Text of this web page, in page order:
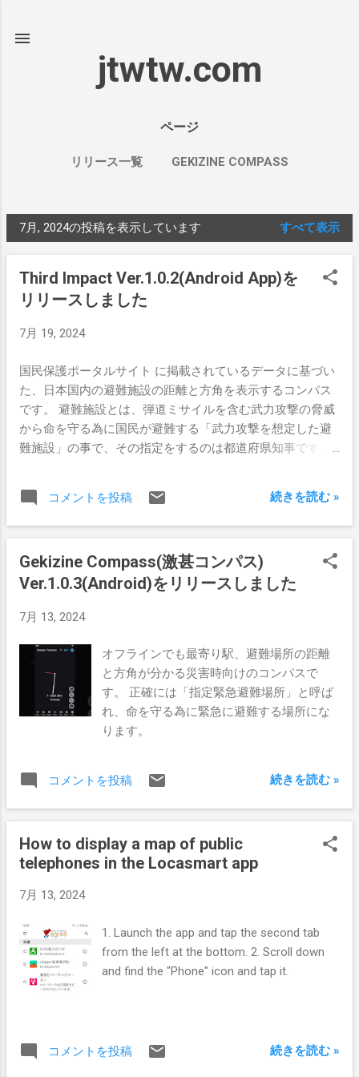
jtwtw.com
ページ
リリース一覧 GEKIZINE COMPASS
投
7月, 2024の投稿を表示しています すべて表示
Third Impact Ver.1.0.2(Android App)を
リリースしました
7月 19, 2024
国民保護ポータルサイト に掲載されているデータに基づい
た、日本国内の避難施設の距離と方角を表示するコンパス
です。 避難施設とは、弾道ミサイルを含む武力攻撃の脅威
から命を守る為に国民が避難する「武力攻撃を想定した避
難施設」の事で、その指定をするのは都道府県知事です。
コメントを投稿 続きを読む »
Gekizine Compass(激甚コンパス)
Ver.1.0.3(Android)をリリースしました
7月 13, 2024
オフラインでも最寄り駅、避難場所の距離
と方角が分かる災害時向けのコンパスで
す。 正確には「指定緊急避難場所」と呼ば
れ、命を守る為に緊急に避難する場所にな
ります。
コメントを投稿 続きを読む »
How to display a map of public
telephones in the Locasmart app
7月 13, 2024
1. Launch the app and tap the second tab
from the left at the bottom. 2. Scroll down
and find the "Phone" icon and tap it.
コメントを投稿 続きを読む »